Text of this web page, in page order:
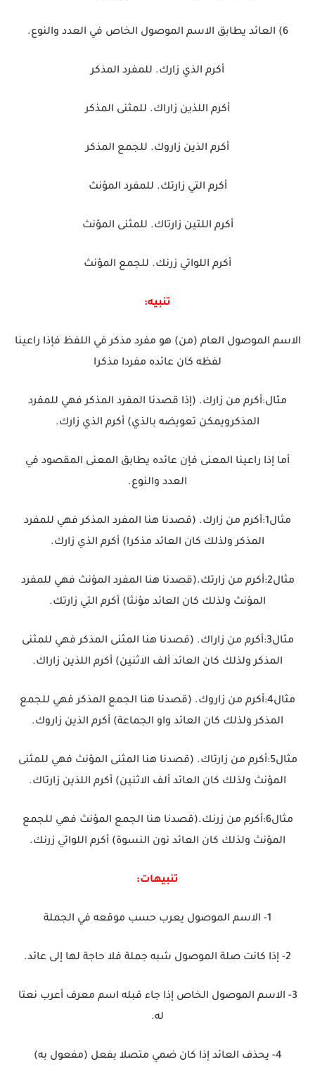
6) العائد يطابق الاسم الموصول الخاص في العدد والنوع.
أكرم الذي زارك. للمفرد المذكر
أكرم اللذين زاراك. للمثنى المذكر
أكرم الذين زاروك. للجمع المذكر
أكرم التي زارتك. للمفرد المؤنث
أكرم اللتين زارتاك. للمثنى المؤنث
أكرم اللواتي زرنك. للجمع المؤنث
تنبيه:
الاسم الموصول العام (من) هو مفرد مذكر في اللفظ فإذا راعينا
لفظه كان عائده مفردا مذكرا
مثال:أكرم من زارك. (إذا قصدنا المفرد المذكر فهي للمفرد
المذكرويمكن تعويضه بالذي) أكرم الذي زارك.
أما إذا راعينا المعنى فإن عائده يطابق المعنى المقصود في
العدد والنوع.
مثال1:أكرم من زارك. (قصدنا هنا المفرد المذكر فهي للمفرد
المذكر ولذلك كان العائد مذكرا) أكرم الذي زارك.
مثال2:أكرم من زارتك.(قصدنا هنا المفرد المؤنث فهي للمفرد
المؤنث ولذلك كان العائد مؤنثا) أكرم التي زارتك.
مثال3:أكرم من زاراك. (قصدنا هنا المثنى المذكر فهي للمثنى
المذكر ولذلك كان العائد ألف الاثنين) أكرم اللذين زاراك.
مثال4:أكرم من زاروك. (قصدنا هنا الجمع المذكر فهي للجمع
المذكر ولذلك كان العائد واو الجماعة) أكرم الذين زاروك.
مثال5:أكرم من زارتاك. (قصدنا هنا المثنى المؤنث فهي للمثنى
المؤنث ولذلك كان العائد ألف الاثنين) أكرم اللذين زارتاك.
مثال6:أكرم من زرنك.(قصدنا هنا الجمع المؤنث فهي للجمع
المؤنث ولذلك كان العائد نون النسوة) أكرم اللواتي زرنك.
تنبيهات:
1- الاسم الموصول يعرب حسب موقعه في الجملة
2- إذا كانت صلة الموصول شبه جملة فلا حاجة لها إلى عائد.
3- الاسم الموصول الخاص إذا جاء قبله اسم معرف أعرب نعتا
له.
4- يحذف العائد إذا كان ضمي متصلا بفعل (مفعول به)